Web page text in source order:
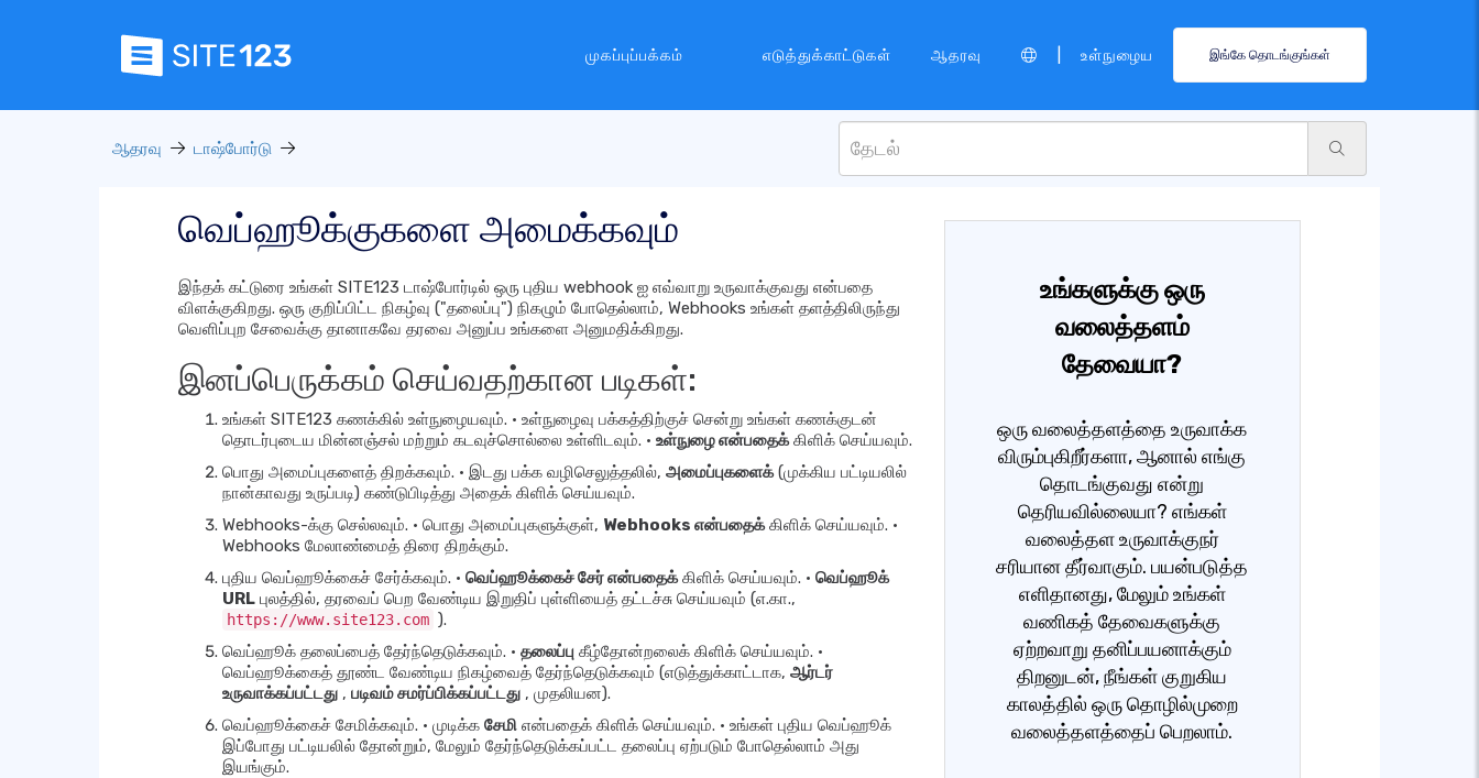
முகப்புப்பக்கம் எடுத்துக்காட்டுகள் ஆதரவு உள்நுழைய இங்கே தொடங்குங்கள்
ஆதரவு டாஷ்போர்டு
வெப்ஹூக்குகளை அமைக்கவும்
இந்தக் கட்டுரை உங்கள் SITE123 டாஷ்போர்டில் ஒரு புதிய webhook ஐ எவ்வாறு உருவாக்குவது என்பதை
விளக்குகிறது. ஒரு குறிப்பிட்ட நிகழ்வு ("தலைப்பு") நிகழும் போதெல்லாம், Webhooks உங்கள் தளத்திலிருந்து
வெளிப்புற சேவைக்கு தானாகவே தரவை அனுப்ப உங்களை அனுமதிக்கிறது.
இனப்பெருக்கம் செய்வதற்கான படிகள்:
உங்கள் SITE123 கணக்கில் உள்நுழையவும். • உள்நுழைவு பக்கத்திற்குச் சென்று உங்கள் கணக்குடன்
தொடர்புடைய மின்னஞ்சல் மற்றும் கடவுச்சொல்லை உள்ளிடவும். • உள்நுழை என்பதைக்கிளிக் செய்யவும்.
பொது அமைப்புகளைத் திறக்கவும். • இடது பக்க வழிசெலுத்தலில், அமைப்புகளைக்(முக்கிய பட்டியலில்
நான்காவது உருப்படி) கண்டுபிடித்து அதைக் கிளிக் செய்யவும்.
Webhooks-க்கு செல்லவும். • பொது அமைப்புகளுக்குள், Webhooks என்பதைக்கிளிக் செய்யவும். •
Webhooks மேலாண்மைத் திரை திறக்கும்.
புதிய வெப்ஹூக்கைச் சேர்க்கவும். • வெப்ஹூக்கைச் சேர் என்பதைக்கிளிக் செய்யவும். • வெப்ஹூக்
URL புலத்தில், தரவைப் பெற வேண்டிய இறுதிப் புள்ளியைத் தட்டச்சு செய்யவும் (எ.கா.,
https://www.site123.com ).
வெப்ஹூக் தலைப்பைத் தேர்ந்தெடுக்கவும். • தலைப்பு கீழ்தோன்றலைக் கிளிக் செய்யவும். •
வெப்ஹூக்கைத் தூண்ட வேண்டிய நிகழ்வைத் தேர்ந்தெடுக்கவும் (எடுத்துக்காட்டாக, ஆர்டர்
உருவாக்கப்பட்டது , படிவம் சமர்ப்பிக்கப்பட்டது , முதலியன).
வெப்ஹூக்கைச் சேமிக்கவும். • முடிக்க சேமி என்பதைக் கிளிக் செய்யவும். • உங்கள் புதிய வெப்ஹூக்
இப்போது பட்டியலில் தோன்றும், மேலும் தேர்ந்தெடுக்கப்பட்ட தலைப்பு ஏற்படும் போதெல்லாம் அது
இயங்கும்.
உங்களுக்கு ஒரு
வலைத்தளம்
தேவையா?
ஒரு வலைத்தளத்தை உருவாக்க
விரும்புகிறீர்களா, ஆனால் எங்கு
தொடங்குவது என்று
தெரியவில்லையா? எங்கள்
வலைத்தள உருவாக்குநர்
சரியான தீர்வாகும். பயன்படுத்த
எளிதானது, மேலும் உங்கள்
வணிகத் தேவைகளுக்கு
ஏற்றவாறு தனிப்பயனாக்கும்
திறனுடன், நீங்கள் குறுகிய
காலத்தில் ஒரு தொழில்முறை
வலைத்தளத்தைப் பெறலாம்.